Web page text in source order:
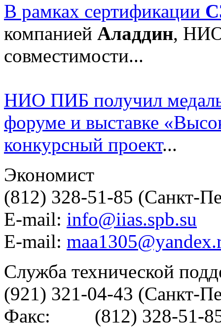
В рамках сертификации
компанией Аладдин, НИО
совместимости...
НИО ПИБ получил
форуме и выставке
конкурсный проект...
Экономист
(812) 328-51-85 (Санкт-
E-mail: info@iias.spb.su
E-mail:
Служба технической
(921) 321-04-43 (Санкт-
Факс: (812) 328-51-